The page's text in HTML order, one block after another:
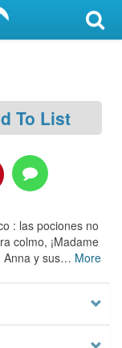
To List
: las pociones no
colmo, ¡Madame
y sus… More